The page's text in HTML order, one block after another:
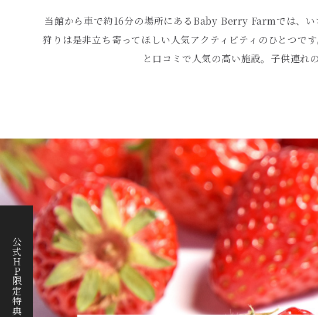
公式HP限定特典
当館から車で約16分の場所にあるBaby Berry Farmでは、
狩りは是非立ち寄ってほしい人気アクティビティのひとつで
と口コミで人気の高い施設。子供連